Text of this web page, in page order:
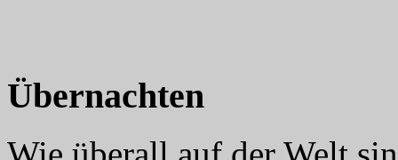
Übernachten